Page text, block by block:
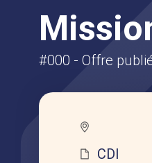
#000 - Offre
CDI